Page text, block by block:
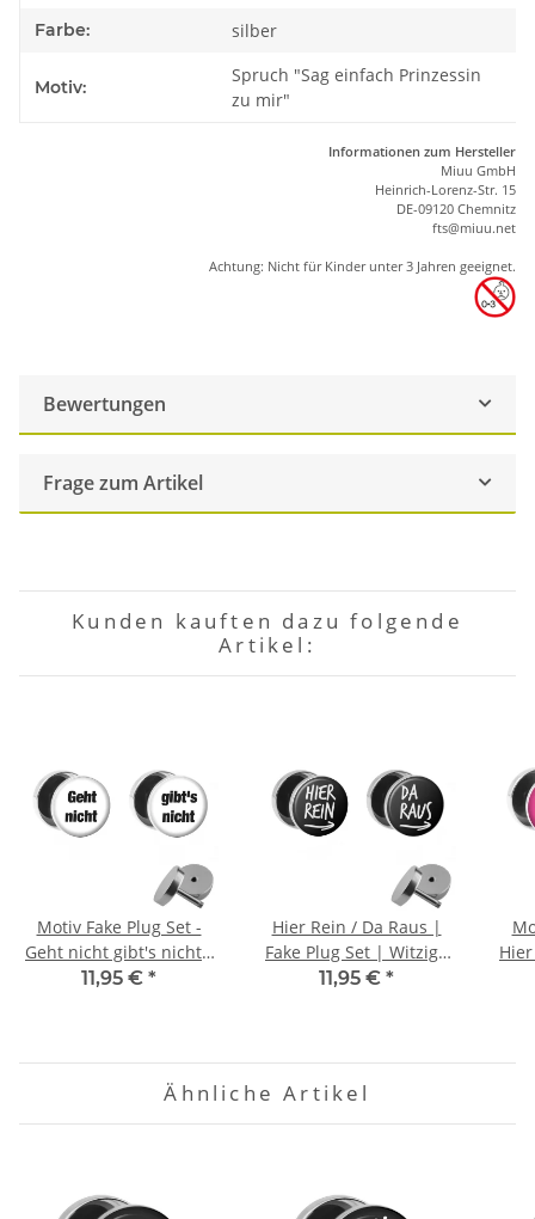
Farbe: silber
Motiv:
Spruch "Sag einfach Prinzessin
zu mir"
Informationen zum Hersteller
Miuu GmbH
Heinrich-Lorenz-Str. 15
DE-09120 Chemnitz
fts@miuu.net
Achtung: Nicht für Kinder unter 3 Jahren geeignet.
Bewertungen
Frage zum Artikel
Kunden kauften dazu folgende
Artikel:
Motiv Fake Plug Set -
Geht nicht gibt's nicht -
Weiß
11,95 € *
Hier Rein / Da Raus |
Fake Plug Set | Witzige
Spruch Ohrstecker zum
11,95 € *
Ähnliche Artikel